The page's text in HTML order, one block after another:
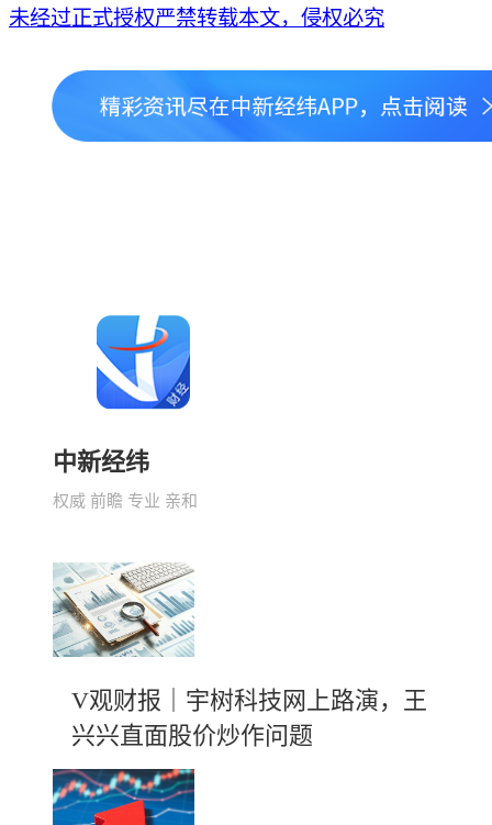
未经过正式授权严禁转载本文，侵权必究
中新经纬
权威 前瞻 专业 亲和
V观财报｜宇树科技网上路演，王
兴兴直面股价炒作问题